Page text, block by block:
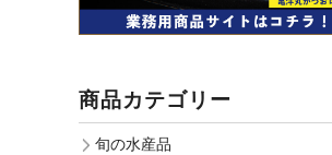
商品カテゴリー
旬の水産品